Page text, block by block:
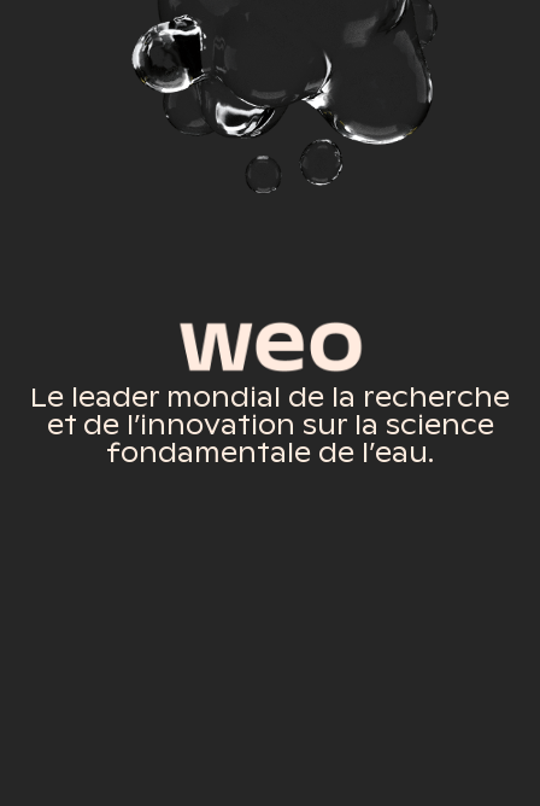
Le leader mondial de la recherche
et de l’innovation sur la science
fondamentale de l’eau.